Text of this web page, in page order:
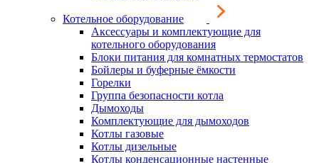
Котельное оборудование
Аксессуары и комплектующие для
котельного оборудования
Блоки питания для комнатных термостатов
Бойлеры и буферные ёмкости
Горелки
Группа безопасности котла
Дымоходы
Комплектующие для дымоходов
Котлы газовые
Котлы дизельные
Котлы конденсационные настенные